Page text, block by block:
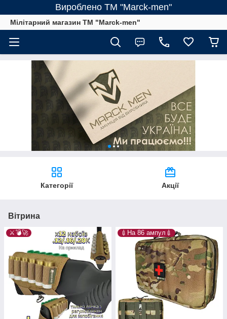
Вироблено ТМ "Marck-men"
Мілітарний магазин ТМ "Marck-men"
Категорії Акції
Вітрина
⚔️💣🚀 💉На 86 ампул💉